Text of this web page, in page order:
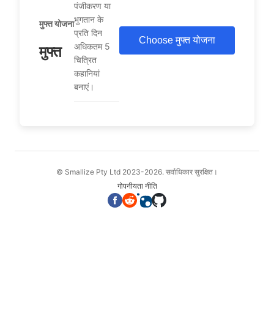
मुफ्त योजना
मुफ्त
पंजीकरण या
भुगतान के
प्रति दिन
अधिकतम 5
चित्रित
कहानियां
बनाएं।
Choose मुफ्त योजना
© Smallize Pty Ltd 2023-2026. सर्वाधिकार सुरक्षित।
गोपनीयता नीति